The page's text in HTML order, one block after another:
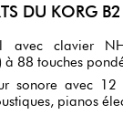
DU KORG
avec clavier
à 88 touches
sonore avec 12
pianos